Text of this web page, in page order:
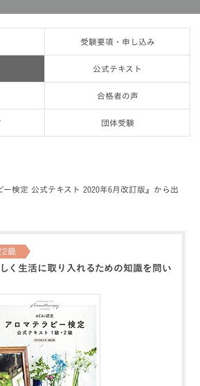
受験要項・申し込み
公式テキスト
合格者の声
団体受験
検定 公式テキスト 2020年6月改訂版』から出
く生活に取り入れるための知識を問い